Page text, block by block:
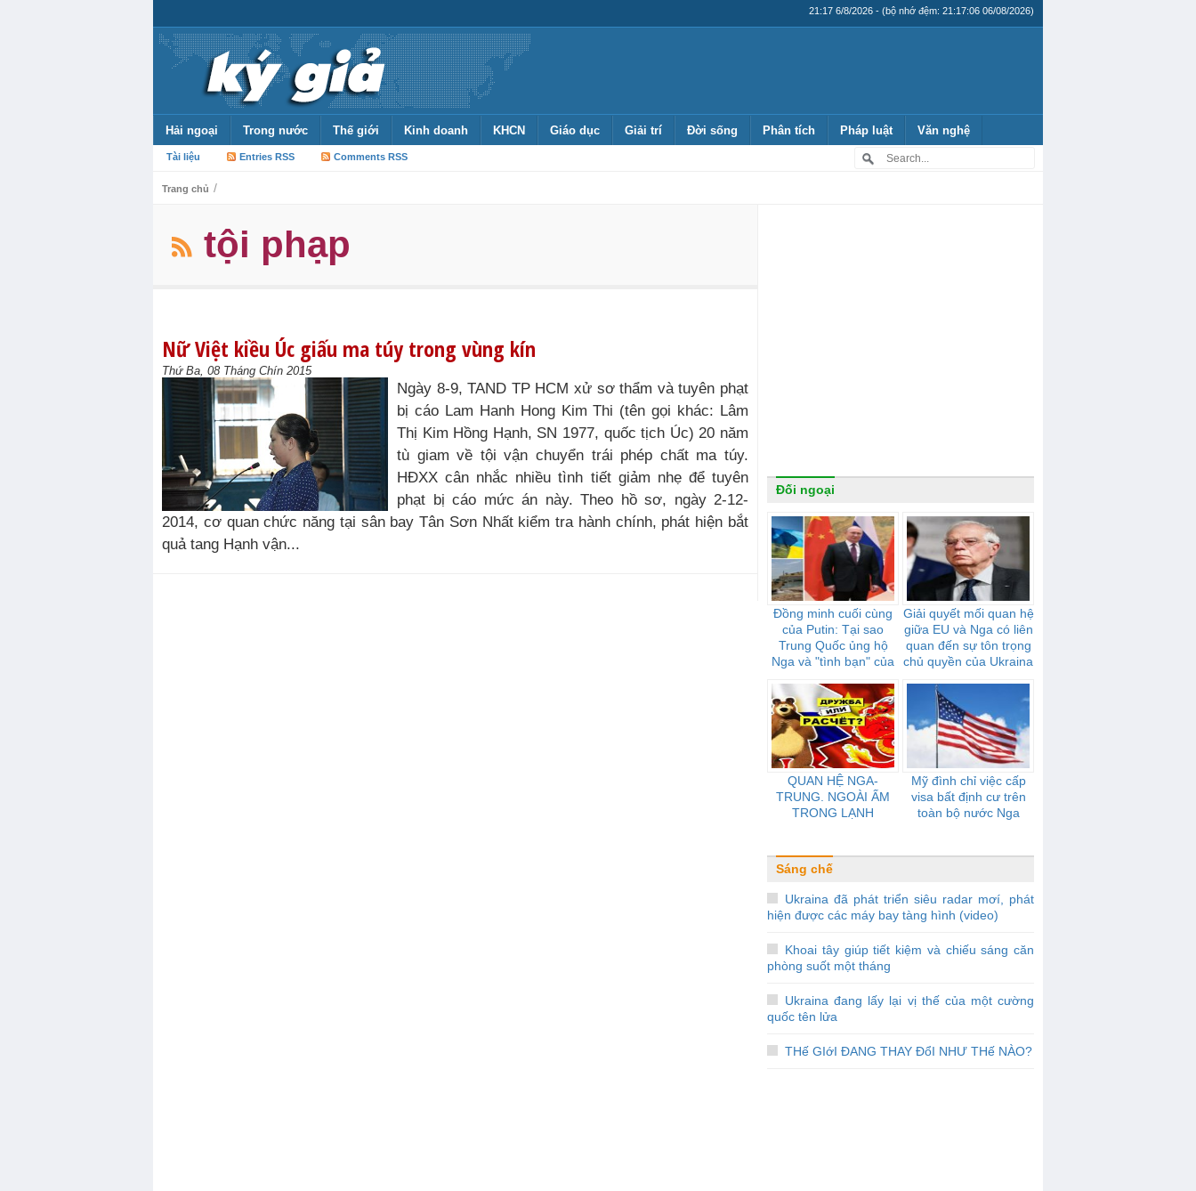
21:17 6/8/2026 - (bộ nhớ đệm: 21:17:06 06/08/2026)
Hải ngoại Trong nước Thế giới Kinh doanh KHCN Giáo dục Giải trí Đời sống Phân tích Pháp luật Văn nghệ
Tài liệu Entries RSS Comments RSS
Trang chủ /
tội phạp
Nữ Việt kiều Úc giấu ma túy trong vùng kín
Thứ Ba, 08 Tháng Chín 2015
Ngày 8-9, TAND TP HCM xử sơ thẩm và tuyên phạt
bị cáo Lam Hanh Hong Kim Thi (tên gọi khác: Lâm
Thị Kim Hồng Hạnh, SN 1977, quốc tịch Úc) 20 năm
tù giam về tội vận chuyển trái phép chất ma túy.
HĐXX cân nhắc nhiều tình tiết giảm nhẹ để tuyên
phạt bị cáo mức án này. Theo hồ sơ, ngày 2-12-
2014, cơ quan chức năng tại sân bay Tân Sơn Nhất kiểm tra hành chính, phát hiện bắt
quả tang Hạnh vận...
Đối ngoại
Đồng minh cuối cùng
của Putin: Tại sao
Trung Quốc ủng hộ
Nga và "tình bạn" của
nào
Giải quyết mối quan hệ
giữa EU và Nga có liên
quan đến sự tôn trọng
chủ quyền của Ukraina
QUAN HỆ NGA-
TRUNG. NGOÀI ẤM
TRONG LẠNH
Mỹ đình chỉ việc cấp
visa bất định cư trên
toàn bộ nước Nga
Sáng chế
Ukraina đã phát triển siêu radar mơí, phát
hiện được các máy bay tàng hình (video)
Khoai tây giúp tiết kiệm và chiếu sáng căn
phòng suốt một tháng
Ukraina đang lấy lại vị thế của một cường
quốc tên lửa
THế GIớI ĐANG THAY ĐổI NHƯ THế NÀO?